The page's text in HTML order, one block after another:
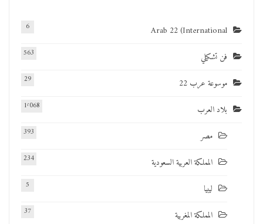
Arab 22 (International
6
فن تشكيلي 563
موسوعة عرب 22 29
بلاد العرب 1٬068
مصر 393
المملكة العربية السعودية 234
ليبيا 5
المملكة المغربية 37